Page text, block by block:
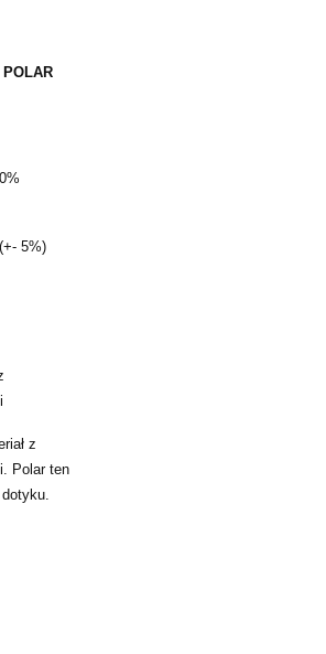
5%)
z
Polar ten